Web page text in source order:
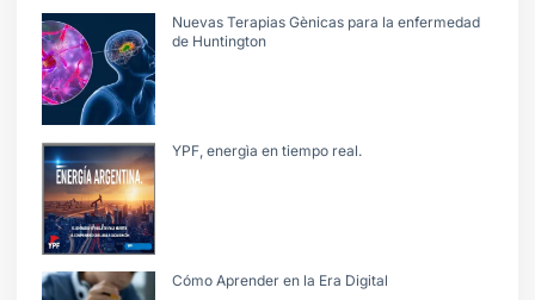
Nuevas Terapias Gènicas para la enfermedad
de Huntington
YPF, energìa en tiempo real.
Cómo Aprender en la Era Digital